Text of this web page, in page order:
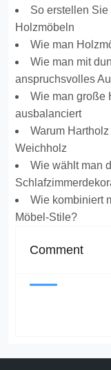
So erstellen
Holzmöbeln
Wie man
Wie man mit
anspruchsvolles
Wie man große
ausbalanciert
Warum
Weichholz
Wie wählt man
Wie kombiniert
Möbel-Stile?
Comment